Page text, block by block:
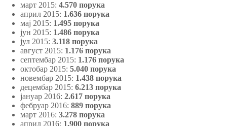
март 2015: 4.570 порука
април 2015: 1.636 порука
мај 2015: 1.495 порука
јун 2015: 1.486 порука
јул 2015: 3.118 порука
август 2015: 1.176 порука
септембар 2015: 1.176 порука
октобар 2015: 5.040 порука
новембар 2015: 1.438 порука
децембар 2015: 6.213 порука
јануар 2016: 2.617 порука
фебруар 2016: 889 порука
март 2016: 3.278 порука
април 2016: 1.900 порука